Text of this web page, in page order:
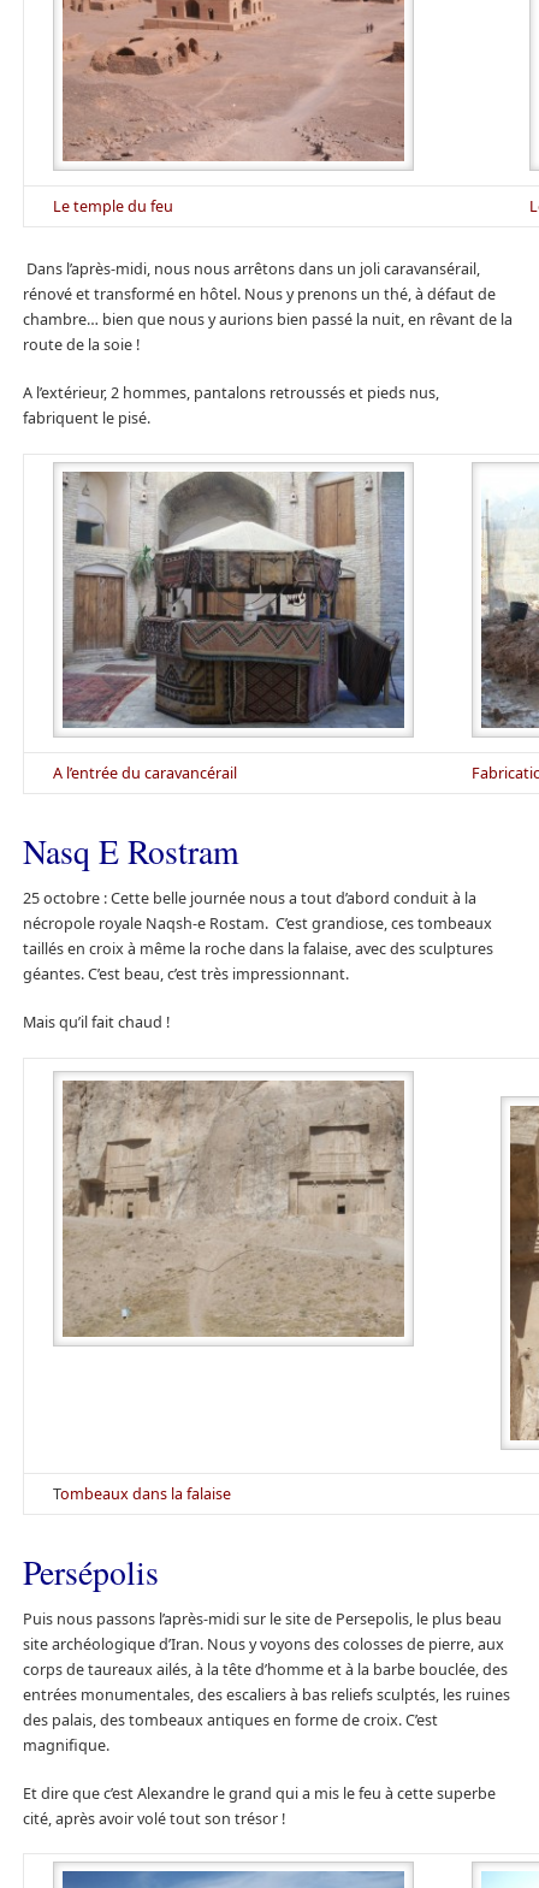
Le temple du feu
Dans l’après-midi, nous nous arrêtons dans un joli caravansérail,
rénové et transformé en hôtel. Nous y prenons un thé, à défaut de
chambre… bien que nous y aurions bien passé la nuit, en rêvant de la
route de la soie !
A l’extérieur, 2 hommes, pantalons retroussés et pieds nus,
fabriquent le pisé.
A l’entrée du caravancérail
Nasq E Rostram
25 octobre : Cette belle journée nous a tout d’abord conduit à la
nécropole royale Naqsh-e Rostam. C’est grandiose, ces tombeaux
taillés en croix à même la roche dans la falaise, avec des sculptures
géantes. C’est beau, c’est très impressionnant.
Mais qu’il fait chaud !
Tombeaux dans la falaise
Persépolis
Puis nous passons l’après-midi sur le site de Persepolis, le plus beau
site archéologique d’Iran. Nous y voyons des colosses de pierre, aux
corps de taureaux ailés, à la tête d’homme et à la barbe bouclée, des
entrées monumentales, des escaliers à bas reliefs sculptés, les ruines
des palais, des tombeaux antiques en forme de croix. C’est
magnifique.
Et dire que c’est Alexandre le grand qui a mis le feu à cette superbe
cité, après avoir volé tout son trésor !